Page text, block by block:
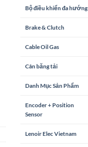
Bộ điều khiển đa hướng
Brake & Clutch
Cable Oil Gas
Cân băng tải
Danh Mục Sản Phẩm
Encoder + Position
Sensor
Lenoir Elec Vietnam